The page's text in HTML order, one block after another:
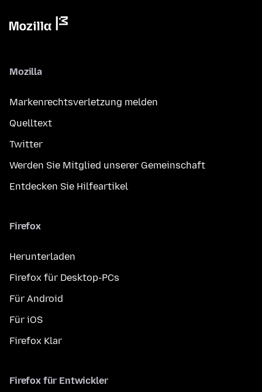
Mozilla
Markenrechtsverletzung melden
Quelltext
Twitter
Werden Sie Mitglied unserer Gemeinschaft
Entdecken Sie Hilfeartikel
Firefox
Herunterladen
Firefox für Desktop-PCs
Für Android
Für iOS
Firefox Klar
Firefox für Entwickler